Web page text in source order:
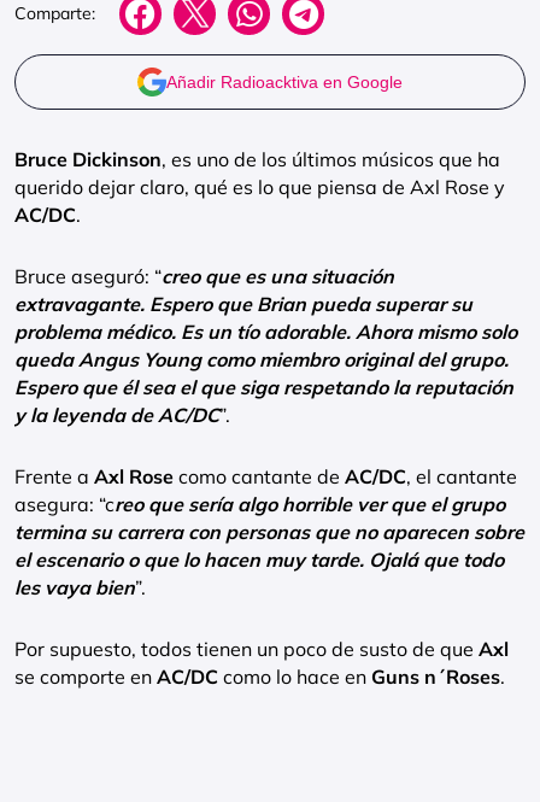
Comparte:
Añadir Radioacktiva en Google
Bruce Dickinson, es uno de los últimos músicos que ha
querido dejar claro, qué es lo que piensa de Axl Rose y
AC/DC.
Bruce aseguró: “creo que es una situación
extravagante. Espero que Brian pueda superar su
problema médico. Es un tío adorable. Ahora mismo solo
queda Angus Young como miembro original del grupo.
Espero que él sea el que siga respetando la reputación
y la leyenda de AC/DC”.
Frente a Axl Rose como cantante de AC/DC, el cantante
asegura: “creo que sería algo horrible ver que el grupo
termina su carrera con personas que no aparecen sobre
el escenario o que lo hacen muy tarde. Ojalá que todo
les vaya bien”.
Por supuesto, todos tienen un poco de susto de que Axl
se comporte en AC/DC como lo hace en Guns n´Roses.